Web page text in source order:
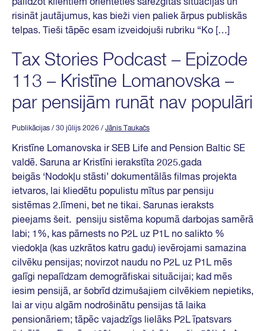
palīdzot klientiem orientēties sarežģītās situācijās un
risināt jautājumus, kas bieži vien paliek ārpus publiskās
telpas. Tieši tāpēc esam izveidojuši rubriku “Ko […]
Tax Stories Podcast – Epizode
113 – Kristīne Lomanovska –
par pensijām runāt nav populāri
Publikācijas / 30 jūlijs 2026 / Jānis Taukačs
⁠Kristīne Lomanovska⁠ ir SEB Life and Pension Baltic SE
valdē. Saruna ar Kristīni ierakstīta 2025.gada
beigās ‘Nodokļu stāsti’ dokumentālās filmas projekta
ietvaros, lai kliedētu populistu mītus par pensiju
sistēmas 2.līmeni, bet ne tikai. Sarunas ieraksts
pieejams šeit. pensiju sistēma kopumā darbojas samērā
labi; 1%, kas pārnests no P2L uz P1L no salikto %
viedokļa (kas uzkrātos katru gadu) ievērojami samazina
cilvēku pensijas; novirzot naudu no P2L uz P1L mēs
galīgi nepalīdzam demogrāfiskai situācijai; kad mēs
iesim pensijā, ar šobrīd dzimušajiem cilvēkiem nepietiks,
lai ar viņu algām nodrošinātu pensijas tā laika
pensionāriem; tāpēc vajadzīgs lielāks P2L īpatsvars